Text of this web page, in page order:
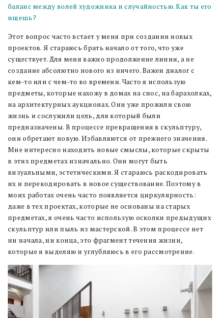
баланс между волей художника и случайностью. Как ты его
ищешь?
Этот вопрос часто встает у меня при создании новых
проектов. Я стараюсь брать начало от того, что уже
существует. Для меня важно продолжение линии, а не
создание абсолютно нового из ничего. Важен диалог с
кем-то или с чем-то во времени. Часто я использую
предметы, которые нахожу в домах на снос, на барахолках,
на архитектурных аукционах. Они уже прожили свою
жизнь и сослужили цель, для который были
предназначены. В процессе превращения в скульптуру,
они обретают новую. Избавляются от прежнего значения.
Мне интересно находить новые смыслы, которые скрыты
в этих предметах изначально. Они могут быть
визуальными, эстетическими. Я стараюсь раскодировать
их и перекодировать в новое существование. Поэтому в
моих работах очень часто появляется циркулярность:
даже в тех проектах, которые не основаны на старых
предметах, я очень часто использую осколки предыдущих
скульптур или пыль из мастерской. В этом процессе нет
ни начала, ни конца, это фрагмент течения жизни,
которые я выделяю и углубляюсь в его рассмотрение.